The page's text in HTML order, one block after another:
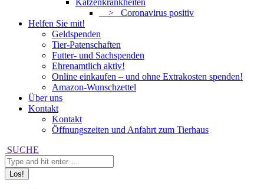
Katzenkrankheiten
> Coronavirus positiv
Helfen Sie mit!
Geldspenden
Tier-Patenschaften
Futter- und Sachspenden
Ehrenamtlich aktiv!
Online einkaufen – und ohne Extrakosten spenden!
Amazon-Wunschzettel
Über uns
Kontakt
Kontakt
Öffnungszeiten und Anfahrt zum Tierhaus
Search:
SUCHE